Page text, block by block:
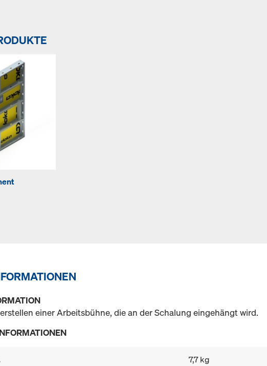
einer Arbeitsbühne, die an der Schalung eingehängt wird.
7,7 kg